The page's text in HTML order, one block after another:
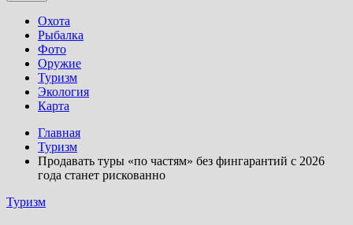
Охота
Рыбалка
Фото
Оружие
Туризм
Экология
Карта
Главная
Туризм
Продавать туры «по частям» без фингарантий с 2026
года станет рискованно
Туризм